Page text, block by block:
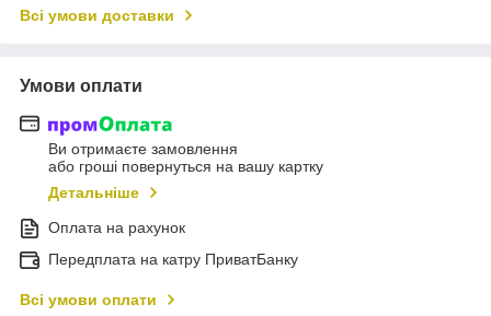
Всі умови доставки
Умови оплати
Ви отримаєте замовлення
або гроші повернуться на вашу картку
Детальніше
Оплата на рахунок
Передплата на катру ПриватБанку
Всі умови оплати